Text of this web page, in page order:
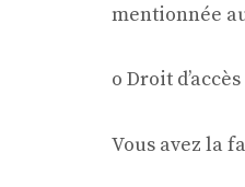
mentionnée
o Droit
Vous avez la